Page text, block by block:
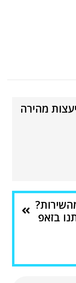
מהירה
בזאפ